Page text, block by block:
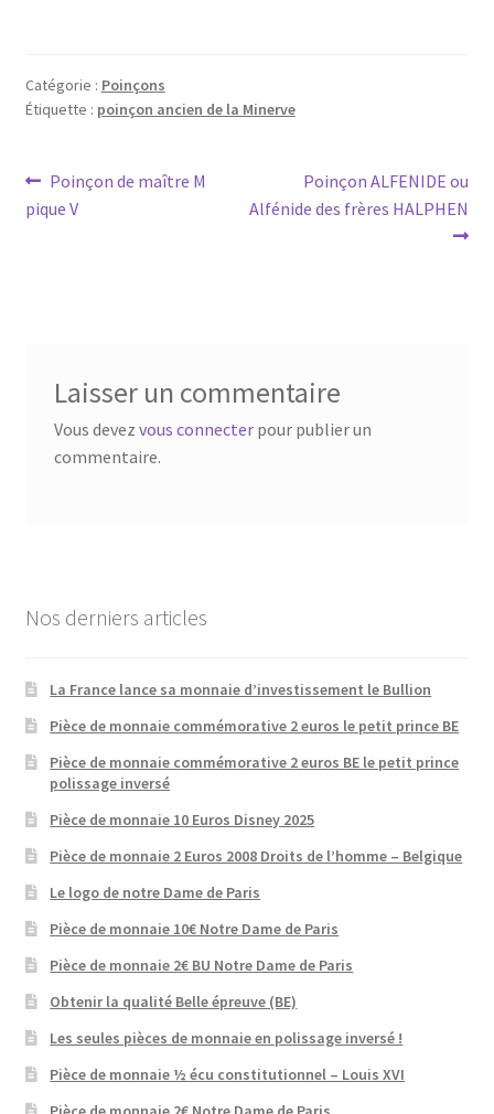
Catégorie : Poinçons
Étiquette : poinçon ancien de la Minerve
Poinçon de maître M
pique V
Poinçon ALFENIDE ou
Alfénide des frères HALPHEN
Laisser un commentaire
Vous devez vous connecterpour publier un
commentaire.
Nos derniers articles
La France lance sa monnaie d’investissement le Bullion
Pièce de monnaie commémorative 2 euros le petit prince BE
Pièce de monnaie commémorative 2 euros BE le petit prince
polissage inversé
Pièce de monnaie 10 Euros Disney 2025
Pièce de monnaie 2 Euros 2008 Droits de l’homme – Belgique
Le logo de notre Dame de Paris
Pièce de monnaie 10€ Notre Dame de Paris
Pièce de monnaie 2€ BU Notre Dame de Paris
Obtenir la qualité Belle épreuve (BE)
Les seules pièces de monnaie en polissage inversé !
Pièce de monnaie ½ écu constitutionnel – Louis XVI